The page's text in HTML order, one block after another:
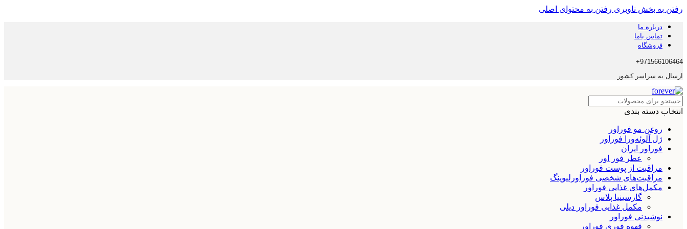
رفتن به بخش ناوبری رفتن به محتوای اصلی
درباره ما
تماس باما
فروشگاه
971566106464+
ارسال به سراسر کشور
انتخاب دسته بندی
روغن مو فوراور
ژل آلوئه‌ورا فوراور
فوراور ایران
عطر فور اور
مراقبت از پوست فوراور
مراقبت‌های شخصی فوراورلیوینگ
مکمل‌های غذایی فوراور
گارسینیا پلاس
مکمل غذایی فوراور دیلی
نوشیدنی فوراور
قهوه فوری فوراور